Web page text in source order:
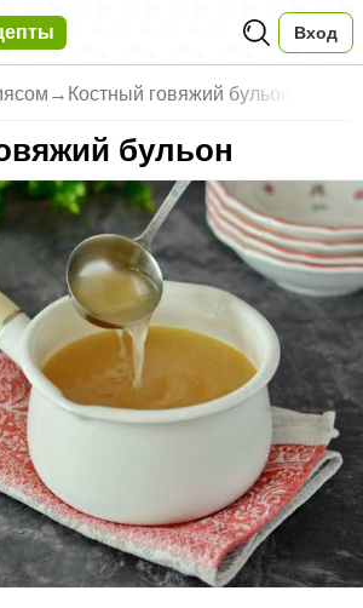
Вход
→ Костный говяжий бульон
бульон